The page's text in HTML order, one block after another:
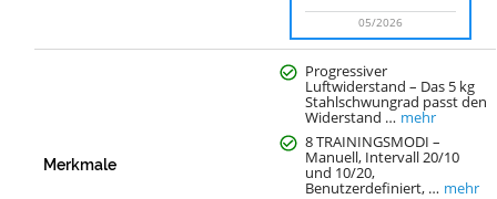
05/2026
Merkmale
Progressiver
Luftwiderstand – Das 5 kg
Stahlschwungrad passt den
Widerstand … mehr
8 TRAININGSMODI –
Manuell, Intervall 20/10
und 10/20,
Benutzerdefiniert, … mehr